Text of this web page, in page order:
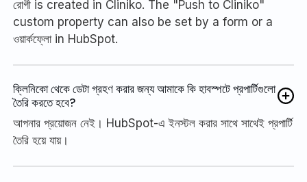
রোগী is created in Cliniko. The "Push to Cliniko"
custom property can also be set by a form or a
ওয়ার্কফ্লো in HubSpot.
ক্লিনিকো থেকে ডেটা গ্রহণ করার জন্য আমাকে কি হাবস্পটে প্রপার্টিগুলো
তৈরি করতে হবে?
আপনার প্রয়োজন নেই। HubSpot-এ ইনস্টল করার সাথে সাথেই প্রপার্টি
তৈরি হয়ে যায়।